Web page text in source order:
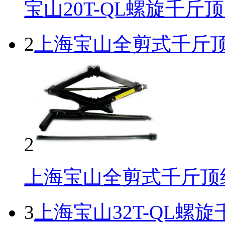
宝山20T-QL螺旋千斤
2 上海宝山全剪式千斤
2
上海宝山全剪式千斤
3 上海宝山32T-QL螺旋